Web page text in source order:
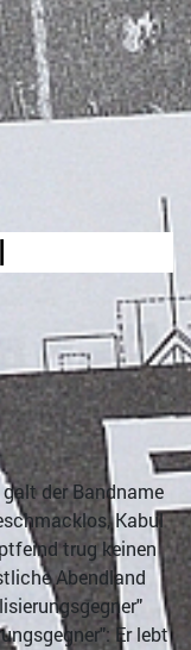
der Bandname
Kabul
trug keinen
Abendland
Er lebt